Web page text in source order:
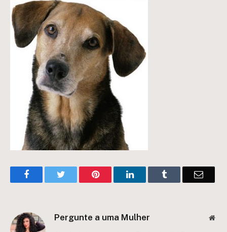
FacebookTwitter Pinterest LinkedInTumblr Email
Pergunte a uma Mulher